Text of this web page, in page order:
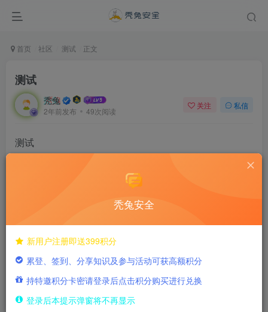
首页 社区 测试 正文
测试
秃兔
2年前发布 49次阅读
关注 私信
测试
欢迎为Ta评分
秃兔安全
新用户注册即送399积分
累登、签到、分享知识及参与活动可获高额积分
持特邀积分卡密请登录后点击积分购买进行兑换
登录后本提示弹窗将不再显示